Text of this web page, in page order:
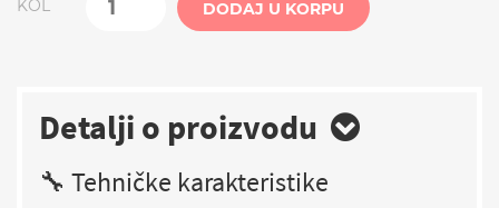
KOL DODAJ U KORPU
Detalji o proizvodu
🔧 Tehničke karakteristike